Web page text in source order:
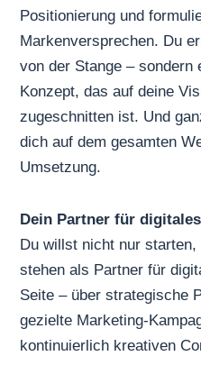
Positionierung und
Markenversprechen. Du
von der Stange – sondern
Konzept, das auf deine
zugeschnitten ist. Und
dich auf dem gesamten
Umsetzung.
Dein Partner für
Du willst nicht nur
stehen als Partner für
Seite – über strategische
gezielte Marketing-
kontinuierlich kreativen